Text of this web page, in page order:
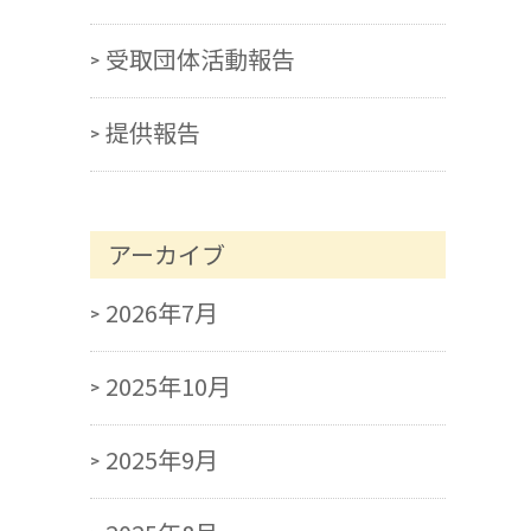
受取団体活動報告
提供報告
アーカイブ
2026年7月
2025年10月
2025年9月